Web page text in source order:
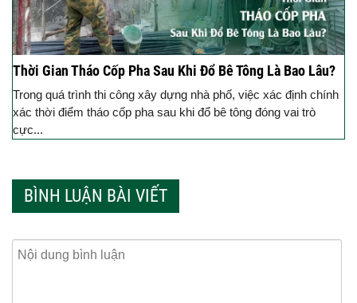
Thời Gian Tháo Cốp Pha Sau Khi Đổ Bê Tông Là Bao Lâu?
Trong quá trình thi công xây dựng nhà phố, việc xác định chính
xác thời điểm tháo cốp pha sau khi đổ bê tông đóng vai trò
cực...
BÌNH LUẬN BÀI VIẾT